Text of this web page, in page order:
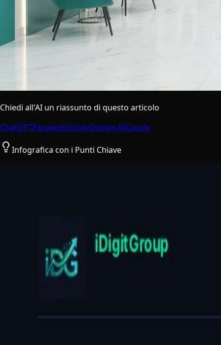
Chiedi all'AI un riassunto di questo articolo
ChatGPTPerplexityGrokGoogle AIClaude
Infografica con i Punti Chiave